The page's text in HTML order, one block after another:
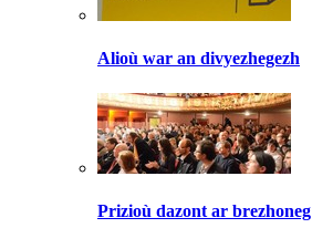
Alioù war an divyezhegezh
Prizioù dazont ar brezhoneg